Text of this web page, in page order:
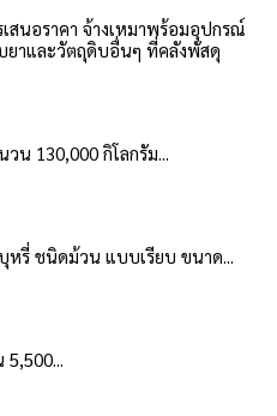
สนอราคา จ้างเหมาพร้อมอุปกรณ์
ยาและวัตถุดิบอื่นๆ ที่คลังพัสดุ
น 130,000 กิโลกรัม...
หรี่ ชนิดม้วน แบบเรียบ ขนาด...